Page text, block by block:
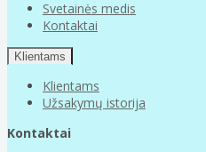
Svetainės medis
Kontaktai
Klientams
Klientams
Užsakymų istorija
Kontaktai